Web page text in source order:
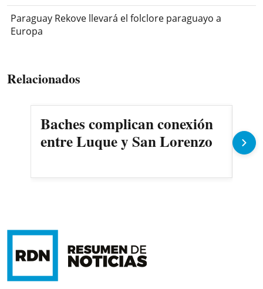
Paraguay Rekove llevará el folclore paraguayo a
Europa
Relacionados
Baches complican conexión
entre Luque y San Lorenzo